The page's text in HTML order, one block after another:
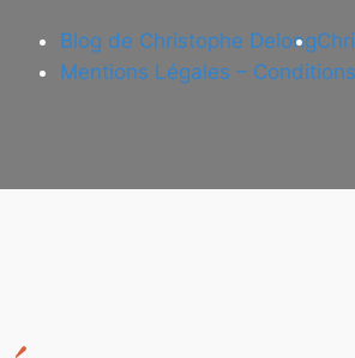
Blog de Christophe Delong
Mentions Légales –